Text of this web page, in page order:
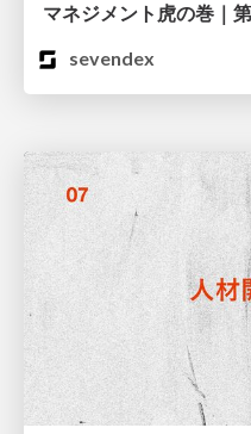
マネジメント虎の巻｜
sevendex